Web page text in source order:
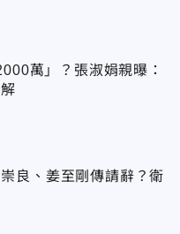
萬」？張淑娟親曝：
良、姜至剛傳請辭？衛